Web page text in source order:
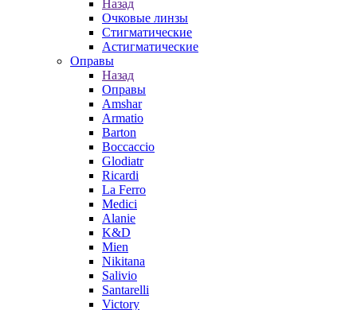
Назад
Очковые линзы
Стигматические
Астигматические
Оправы
Назад
Оправы
Amshar
Armatio
Barton
Boccaccio
Glodiatr
Ricardi
La Ferro
Medici
Alanie
K&D
Mien
Nikitana
Salivio
Santarelli
Victory